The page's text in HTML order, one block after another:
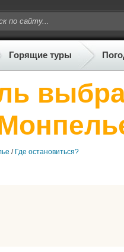
Горящие туры
/ Где остановиться?